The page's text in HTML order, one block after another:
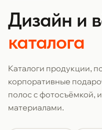
Дизайн и
каталога
Каталоги продукции,
корпоративные
полос с фотосъёмкой,
материалами.